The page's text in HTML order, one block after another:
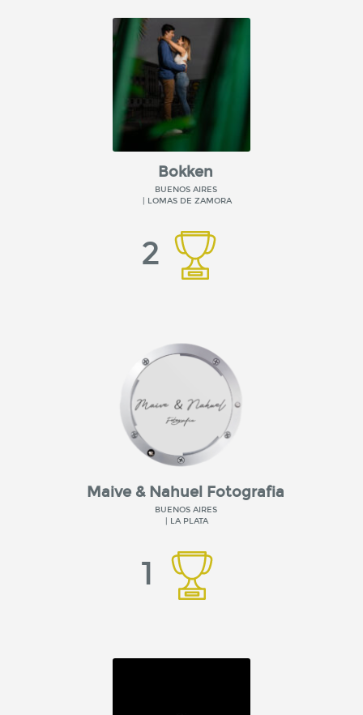
Bokken
BUENOS AIRES
| LOMAS DE ZAMORA
2
Maive & Nahuel Fotografia
BUENOS AIRES
| LA PLATA
1